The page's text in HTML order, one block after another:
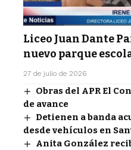
Liceo Juan Dante
nuevo parque
27 de julio de 2026
Obras del APR El
de avance
Detienen a banda
desde vehículos en
Anita González